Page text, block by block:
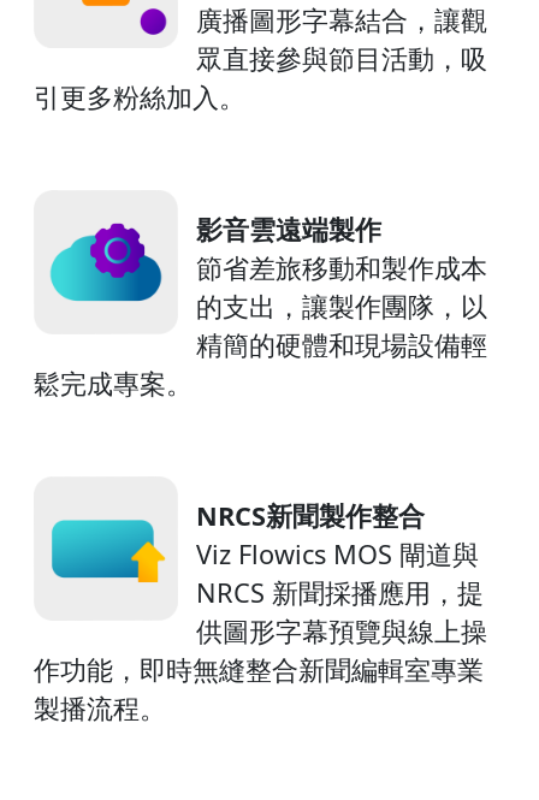
廣播圖形字幕結合，讓觀
眾直接參與節目活動，吸
引更多粉絲加入。
影音雲遠端製作
節省差旅移動和製作成本
的支出，讓製作團隊，以
精簡的硬體和現場設備輕
鬆完成專案。
NRCS新聞製作整合
Viz Flowics MOS 閘道與
NRCS 新聞採播應用，提
供圖形字幕預覽與線上操
作功能，即時無縫整合新聞編輯室專業
製播流程。